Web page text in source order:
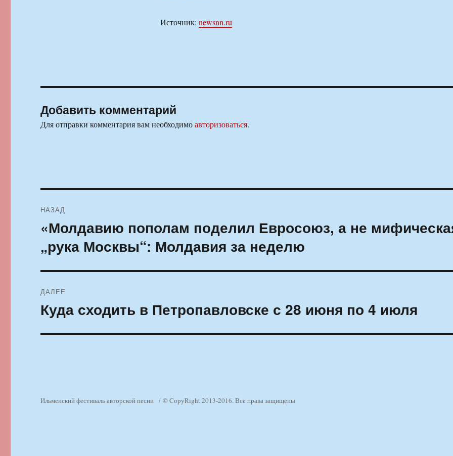
Источник: newsnn.ru
Добавить комментарий
Для отправки комментария вам необходимоавторизоваться.
по
записям
НАЗАД
Предыдущая
«Молдавию пополам поделил Евросоюз, а не
„рука Москвы“: Молдавия за неделю
ДАЛЕЕ
Следующая
запись:
Куда сходить в Петропавловске с 28 июня по 4 июля
Ильменский фестиваль авторской песни © CopyRight 2013-2016. Все права защищены